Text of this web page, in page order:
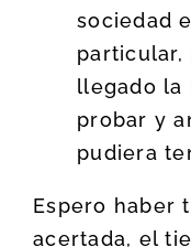
sociedad
particular,
llegado la
probar y
pudiera
Espero haber
acertada, el